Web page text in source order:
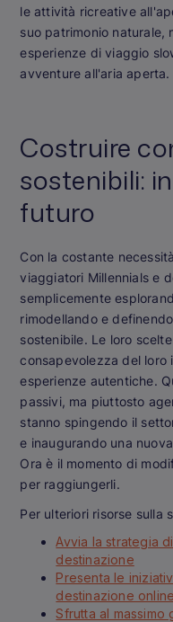
le attività ricreative
suo patrimonio naturale,
esperienze di viaggio
avventure all'aria aperta.
Costruire
sostenibili:
futuro
Con la costante
viaggiatori Millennials e
semplicemente
rimodellando e
sostenibile. Le loro
consapevolezza del loro
esperienze autentiche.
passivi, ma piuttosto
stanno spingendo il
e inaugurando una
Ora è il momento di
per raggiungerli.
Per ulteriori risorse sulla
Avvia la strategia
destinazione
Presenta le
destinazione
Sfrutta al massimo